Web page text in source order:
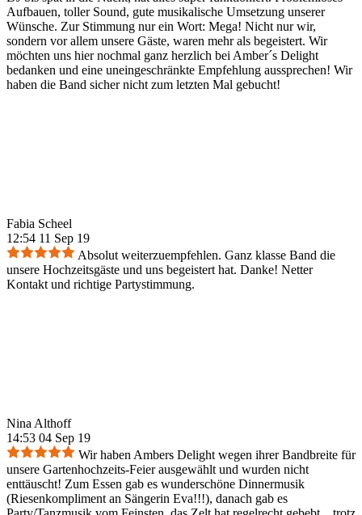
Aufbauen, toller Sound, gute musikalische Umsetzung unserer
Wünsche. Zur Stimmung nur ein Wort: Mega! Nicht nur wir,
sondern vor allem unsere Gäste, waren mehr als begeistert. Wir
möchten uns hier nochmal ganz herzlich bei Amber´s Delight
bedanken und eine uneingeschränkte Empfehlung aussprechen! Wir
haben die Band sicher nicht zum letzten Mal gebucht!
Fabia Scheel
12:54 11 Sep 19
Absolut weiterzuempfehlen. Ganz klasse Band die
unsere Hochzeitsgäste und uns begeistert hat. Danke! Netter
Kontakt und richtige Partystimmung.
Nina Althoff
14:53 04 Sep 19
Wir haben Ambers Delight wegen ihrer Bandbreite für
unsere Gartenhochzeits-Feier ausgewählt und wurden nicht
enttäuscht! Zum Essen gab es wunderschöne Dinnermusik
(Riesenkompliment an Sängerin Eva!!!), danach gab es